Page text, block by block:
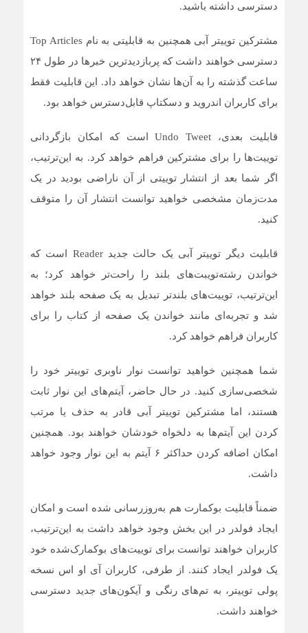
دسترسی داشته باشید.
مشترکین توییتر آبی همچنین به قابلیتی به نام Top Articles
دسترسی خواهند داشت که پربازدیدترین خبرها در طول ۲۴
ساعت گذشته را به آن‌ها نشان خواهد داد. این قابلیت فقط
برای کاربران اندروید و دسکتاپ قابل‌دسترس خواهد بود.
قابلیت بعدی، Undo Tweet است که امکان بازگردانی
توییت‌ها را برای مشترکین فراهم خواهد کرد. به این‌ترتیب،
اگر شما بعد از انتشار توییتی از آن ناراضی بودید در یک
مدت‌زمان مشخصی خواهید توانست انتشار آن را متوقف
کنید.
قابلیت دیگر توییتر آبی یک حالت جدید Reader است که
خواندن رشته‌تویبت‌های بلند را راحت‌تر خواهد کرد؛ به
این‌ترتیب، توییت‌های بلندتر تبدیل به یک صفحه بلند خواهد
شد و تجربه‌ای مانند خواندن یک صفحه از کتاب را برای
کاربران فراهم خواهد کرد.
شما همچنین خواهید توانست نوار ناوبری توییتر خود را
شخصی‌سازی کنید. در حال حاضر، آیتم‌های این نوار ثابت
هستند، اما مشترکین توییتر آبی قادر به حذف یا مرتب
کردن این آیتم‌ها به دلخواه خودشان خواهند بود. همچنین
امکان اضافه کردن حداکثر ۶ آیتم‌ به این نوار وجود خواهد
داشت.
ضمناً قابلیت بوکمارت هم به‌روزرسانی شده است و امکان
ایجاد فولدر در این بخش وجود خواهد داشت به این‌ترتیب،
کاربران خواهند توانست برای توییت‌های بوکمارک‌شده خود
یک فولدر ایجاد کنند. از طرفی، کاربران آی او اس نسخه
پولی توییتر، به تم‌های رنگی و آیکون‌های جدید دسترسی
خواهند داشت.